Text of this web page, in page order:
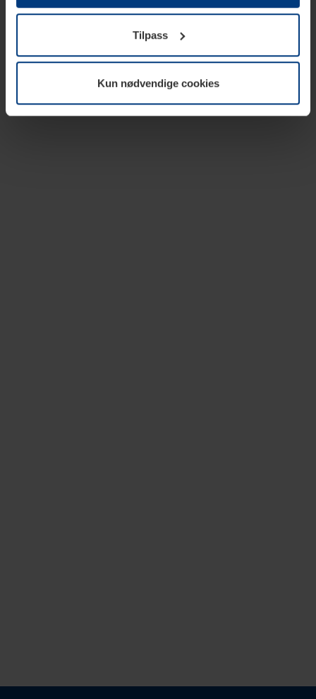
trenger vi din tillatelse. Du kan når som helst endre eller
tilbakekalle ditt samtykke i forklaringen av
informasjonskapselen på sidenPersonvernerklæringpå
Tilpass
Kun nødvendige cookies